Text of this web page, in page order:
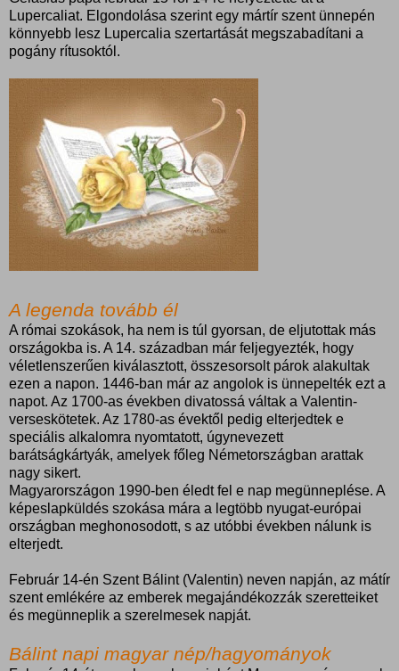
Lupercaliat. Elgondolása szerint egy mártír szent ünnepén
könnyebb lesz Lupercalia szertartását megszabadítani a
pogány rítusoktól.
A legenda tovább él
A római szokások, ha nem is túl gyorsan, de eljutottak más
országokba is. A 14. században már feljegyezték, hogy
véletlenszerűen kiválasztott, összesorsolt párok alakultak
ezen a napon. 1446-ban már az angolok is ünnepelték ezt a
napot. Az 1700-as években divatossá váltak a Valentin-
verseskötetek. Az 1780-as évektől pedig elterjedtek e
speciális alkalomra nyomtatott, úgynevezett
barátságkártyák, amelyek főleg Németországban arattak
nagy sikert.
Magyarországon 1990-ben éledt fel e nap megünneplése. A
képeslapküldés szokása mára a legtöbb nyugat-európai
országban meghonosodott, s az utóbbi években nálunk is
elterjedt.
Február 14-én Szent Bálint (Valentin) neven napján, az mátír
szent emlékére az emberek megajándékozzák szeretteiket
és megünneplik a szerelmesek napját.
Bálint napi magyar nép/hagyományok